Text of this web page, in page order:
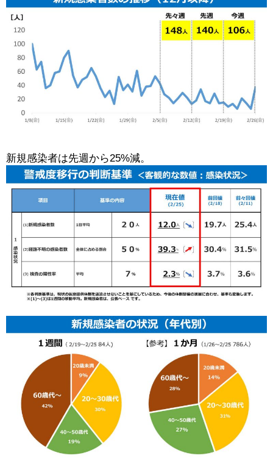
新規感染者は先週から25%減。